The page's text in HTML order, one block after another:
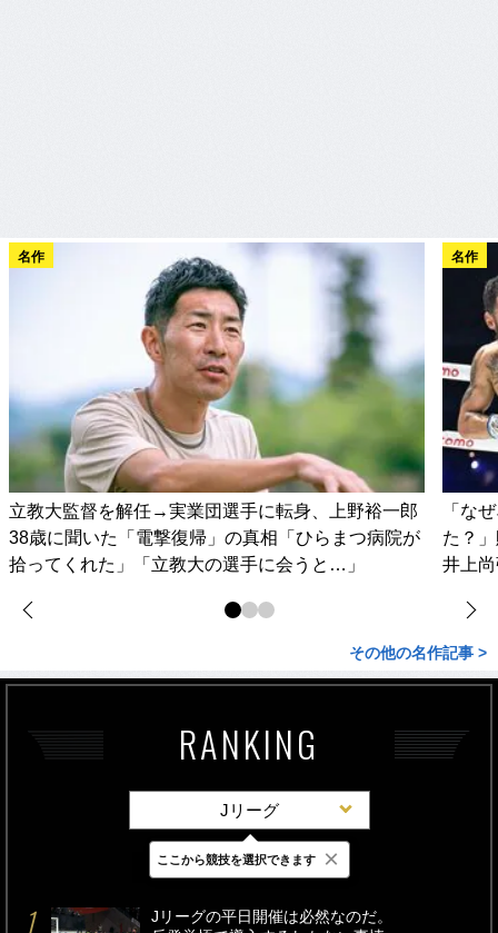
名作
立教大監督を解任→実業団選手に転身、上野裕一郎
38歳に聞いた「電撃復帰」の真相「ひらまつ病院が
拾ってくれた」「立教大の選手に会うと…」
名作
「な
た？
井上
その他の名作記事 >
RANKING
Jリーグ
最新 24時間 週間
Jリーグの平日開催は必然なのだ。
ここから競技を選択できます ×